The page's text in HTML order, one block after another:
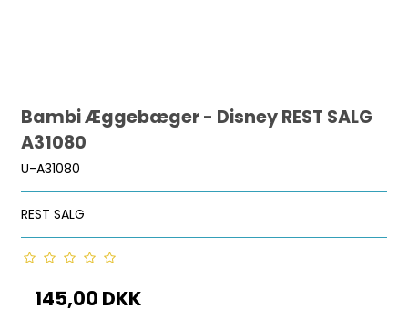
Bambi Æggebæger - Disney REST SALG
A31080
U-A31080
REST SALG
145,00 DKK